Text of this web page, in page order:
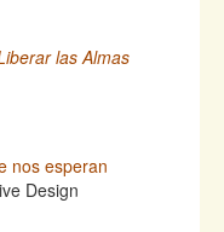
las Almas
nos esperan